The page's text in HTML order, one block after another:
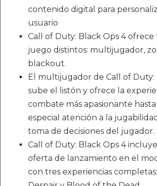
contenido digital para
usuario
Call of Duty: Black Ops 4 ofrece
juego distintos: multijugador,
blackout.
El multijugador de Call of Duty:
sube el listón y ofrece la
combate más apasionante
especial atención a la
toma de decisiones del jugador.
Call of Duty: Black Ops 4
oferta de lanzamiento en el
con tres experiencias